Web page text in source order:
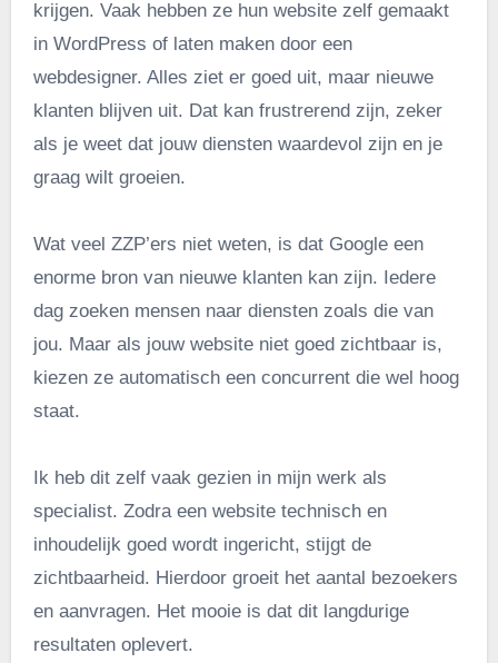
krijgen. Vaak hebben ze hun website zelf gemaakt
in WordPress of laten maken door een
webdesigner. Alles ziet er goed uit, maar nieuwe
klanten blijven uit. Dat kan frustrerend zijn, zeker
als je weet dat jouw diensten waardevol zijn en je
graag wilt groeien.
Wat veel ZZP’ers niet weten, is dat Google een
enorme bron van nieuwe klanten kan zijn. Iedere
dag zoeken mensen naar diensten zoals die van
jou. Maar als jouw website niet goed zichtbaar is,
kiezen ze automatisch een concurrent die wel hoog
staat.
Ik heb dit zelf vaak gezien in mijn werk als
specialist. Zodra een website technisch en
inhoudelijk goed wordt ingericht, stijgt de
zichtbaarheid. Hierdoor groeit het aantal bezoekers
en aanvragen. Het mooie is dat dit langdurige
resultaten oplevert.